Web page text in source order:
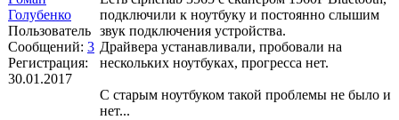
Голубенко
Пользователь
Сообщений: 3
Регистрация:
30.01.2017
подключили к ноутбуку и постоянно слышим
звук подключения устройства.
Драйвера устанавливали, пробовали на
нескольких ноутбуках, прогресса нет.
С старым ноутбуком такой проблемы не было и
нет...